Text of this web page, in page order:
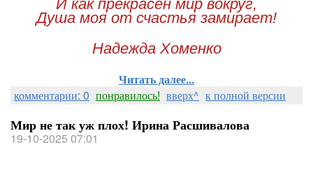
И как прекрасен мир вокруг,
Душа моя от счастья замирает!
Надежда Хоменко
Читать далее...
комментарии: 0 понравилось! вверх^ к полной версии
Мир не так уж плох! Ирина Расшивалова
19-10-2025 07:01